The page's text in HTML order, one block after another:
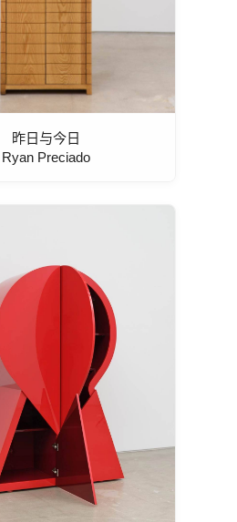
昨日与今日
Ryan Preciado